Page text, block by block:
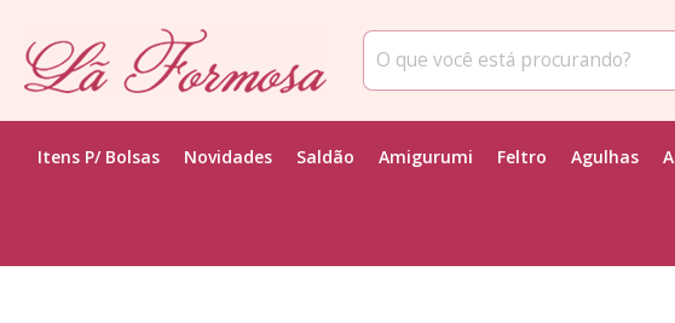
Itens P/ Bolsas Novidades Saldão Amigurumi Feltro Agulhas